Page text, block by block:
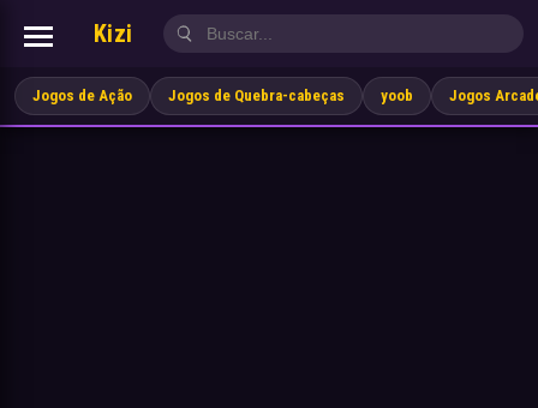
Kizi
Jogos de Ação Jogos de Quebra-cabeças yoob Jogos